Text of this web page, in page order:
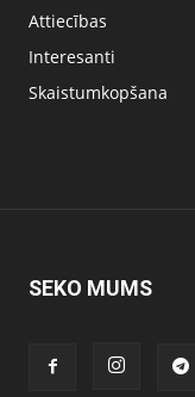
Attiecības
Interesanti
Skaistumkopšana
SEKO MUMS